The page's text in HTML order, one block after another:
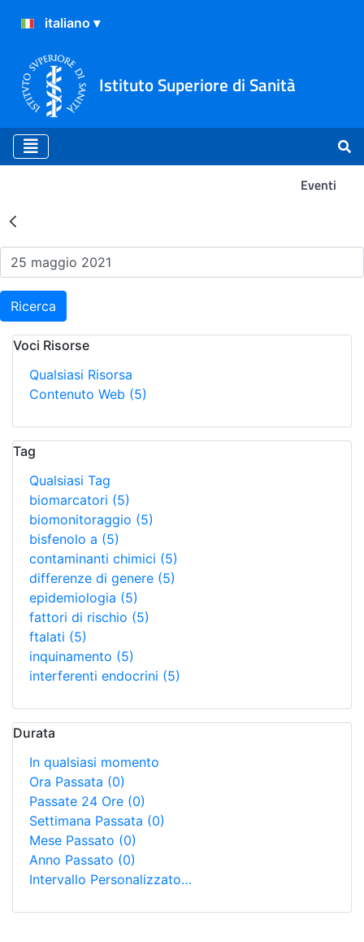
Istituto Superiore di Sanità
Eventi
Risultati della Ricerca -
Ricerca
Voci Risorse
Qualsiasi Risorsa
Contenuto Web (5)
Tag
Qualsiasi Tag
biomarcatori (5)
biomonitoraggio (5)
bisfenolo a (5)
contaminanti chimici (5)
differenze di genere (5)
epidemiologia (5)
fattori di rischio (5)
ftalati (5)
inquinamento (5)
interferenti endocrini (5)
Durata
In qualsiasi momento
Ora Passata (0)
Passate 24 Ore (0)
Settimana Passata (0)
Mese Passato (0)
Anno Passato (0)
Intervallo Personalizzato…